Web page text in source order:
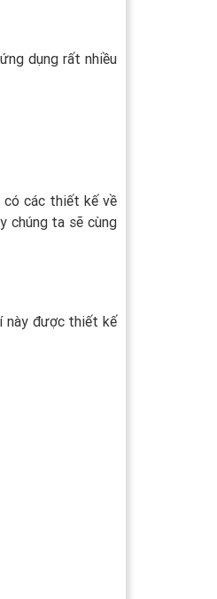
dụng rất nhiều
có các thiết kế về
chúng ta sẽ cùng
này được thiết kế